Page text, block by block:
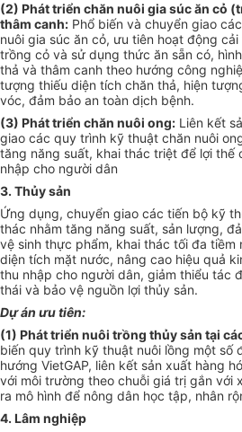
(2) Phát triển chăn nuôi gia súc ăn cỏ
thâm canh: Phổ biến và chuyển giao
nuôi gia súc ăn cỏ, ưu tiên hoạt động
trồng cỏ và sử dụng thức ăn sẵn có,
thả và thâm canh theo hướng công
tượng thiếu diện tích chăn thả, hiện
vóc, đảm bảo an toàn dịch bệnh.
(3) Phát triển chăn nuôi ong: Liên kết
giao các quy trình kỹ thuật chăn nuôi
tăng năng suất, khai thác triệt để lợi thế
nhập cho người dân
3. Thủy sản
Ứng dụng, chuyển giao các tiến bộ kỹ
thác nhằm tăng năng suất, sản lượng,
vệ sinh thực phẩm, khai thác tối đa tiềm
diện tích mặt nước, nâng cao hiệu quả
thu nhập cho người dân, giảm thiểu tác
thái và bảo vệ nguồn lợi thủy sản.
Dự án ưu tiên:
(1) Phát triển nuôi trồng thủysản tại
biến quy trình kỹ thuật nuôi lồng một số
hướng VietGAP, liên kết sản xuất hàng
với môi trường theo chuỗi giá trị gắn với
ra mô hình để nông dân học tập, nhân
4. Lâm nghiệp